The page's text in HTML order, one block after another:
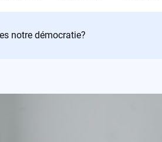
notre démocratie?